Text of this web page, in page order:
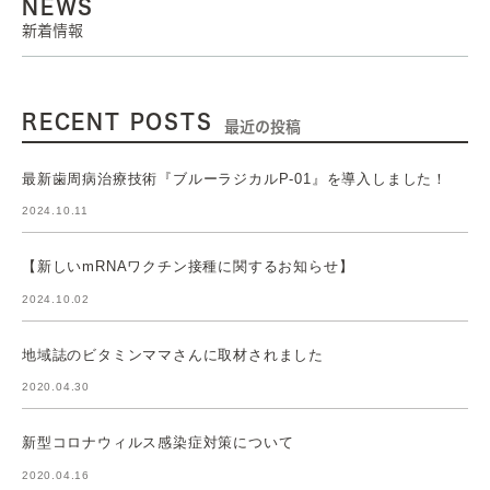
NEWS
新着情報
RECENT POSTS 最近の投稿
最新歯周病治療技術『ブルーラジカルP-01』を導入しました！
2024.10.11
【新しいmRNAワクチン接種に関するお知らせ】
2024.10.02
地域誌のビタミンママさんに取材されました
2020.04.30
新型コロナウィルス感染症対策について
2020.04.16